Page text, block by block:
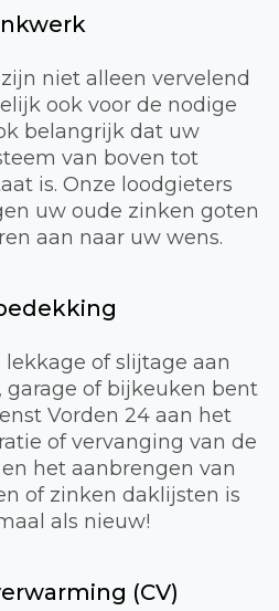
niet alleen vervelend
ook voor de nodige
belangrijk dat uw
van boven tot
is. Onze loodgieters
uw oude zinken goten
aan naar uw wens.
of slijtage aan
garage of bijkeuken bent
Vorden 24 aan het
of vervanging van de
het aanbrengen van
of zinken daklijsten is
als nieuw!
(CV)